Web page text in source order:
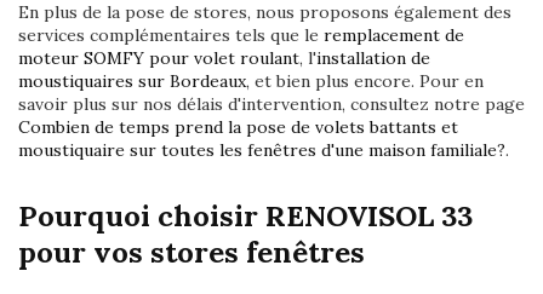
En plus de la pose de stores, nous proposons également des
services complémentaires tels que le remplacement de
moteur SOMFY pour volet roulant, l'installation de
moustiquaires sur Bordeaux, et bien plus encore. Pour en
savoir plus sur nos délais d'intervention, consultez notre page
Combien de temps prend la pose de volets battants et
moustiquaire sur toutes les fenêtres d'une maison familiale?.
Pourquoi choisir RENOVISOL 33
pour vos stores fenêtres